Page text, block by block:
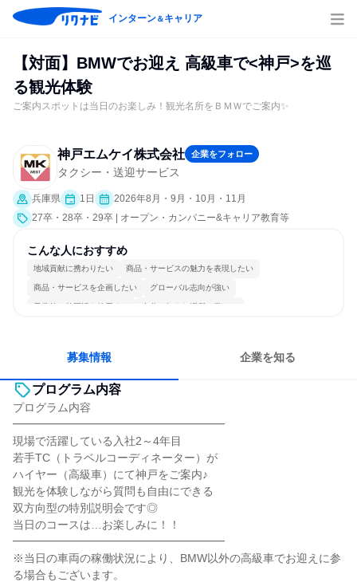
インターン＆キャリア
【対面】BMWでお迎え 高級車で<神戸>を巡
る観光体験
ご案内スポットは当日のお楽しみ！観光名所をＢＭＷでご案内✨
神戸エムケイ株式会社 企業をフォロー
タクシー・送迎サービス
兵庫県 1日
2026年8月・9月・10月・11月
27卒・28卒・29卒 | オープン・カンパニー&キャリア教育等
こんな人におすすめ
地域貢献に携わりたい 商品・サービスの魅力を表現したい
商品・サービスを企画したい グローバル志向が強い
日常的に外国語を使用する 自分の好きな場所で働ける
募集情報 企業を知る
プログラム内容
プログラム内容
━━━━━━━━━━━━━━━━━━━
現場で活躍している入社2～4年目
若手TC（トラベルコーディネーター）が
ハイヤー（高級車）にて神戸をご案内♪
観光を体験しながら質問も自由にできる
双方向型の特別説明会です◎
当日のコースは…お楽しみに！！
━━━━━━━━━━━━━━━━━━━
※当日の車両の稼働状況により、BMW以外の高級車でお迎えに参
る場合もございます。